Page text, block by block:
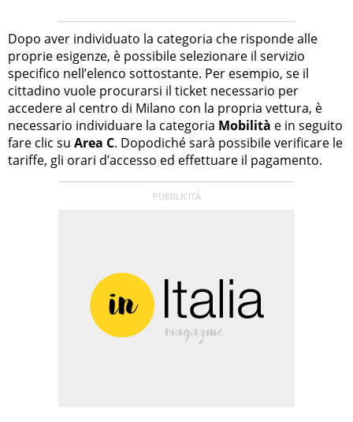
Dopo aver individuato la categoria che risponde alle
proprie esigenze, è possibile selezionare il servizio
specifico nell’elenco sottostante. Per esempio, se il
cittadino vuole procurarsi il ticket necessario per
accedere al centro di Milano con la propria vettura, è
necessario individuare la categoria Mobilità e in seguito
fare clic su Area C. Dopodiché sarà possibile verificare le
tariffe, gli orari d’accesso ed effettuare il pagamento.